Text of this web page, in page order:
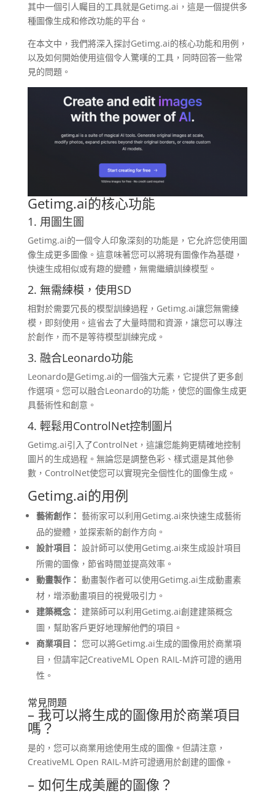
其中一個引人矚目的工具就是Getimg.ai，這是一個提供多
種圖像生成和修改功能的平台。
在本文中，我們將深入探討Getimg.ai的核心功能和用例，
以及如何開始使用這個令人驚嘆的工具，同時回答一些常
見的問題。
Getimg.ai的核心功能
1. 用圖生圖
Getimg.ai的一個令人印象深刻的功能是，它允許您使用圖
像生成更多圖像。這意味著您可以將現有圖像作為基礎，
快速生成相似或有趣的變體，無需繼續訓練模型。
2. 無需練模，使用SD
相對於需要冗長的模型訓練過程，Getimg.ai讓您無需練
模，即刻使用。這省去了大量時間和資源，讓您可以專注
於創作，而不是等待模型訓練完成。
3. 融合Leonardo功能
Leonardo是Getimg.ai的一個強大元素，它提供了更多創
作選項。您可以融合Leonardo的功能，使您的圖像生成更
具藝術性和創意。
4. 輕鬆用ControlNet控制圖片
Getimg.ai引入了ControlNet，這讓您能夠更精確地控制
圖片的生成過程。無論您是調整色彩、樣式還是其他參
數，ControlNet使您可以實現完全個性化的圖像生成。
Getimg.ai的用例
藝術創作： 藝術家可以利用Getimg.ai來快速生成藝術
品的變體，並探索新的創作方向。
設計項目： 設計師可以使用Getimg.ai來生成設計項目
所需的圖像，節省時間並提高效率。
動畫製作： 動畫製作者可以使用Getimg.ai生成動畫素
材，增添動畫項目的視覺吸引力。
建築概念： 建築師可以利用Getimg.ai創建建築概念
圖，幫助客戶更好地理解他們的項目。
商業項目： 您可以將Getimg.ai生成的圖像用於商業項
目，但請牢記CreativeML Open RAIL-M許可證的適用
性。
常見問題
– 我可以將生成的圖像用於商業項目
嗎？
是的，您可以商業用途使用生成的圖像。但請注意，
CreativeML Open RAIL-M許可證適用於創建的圖像。
– 如何生成美麗的圖像？